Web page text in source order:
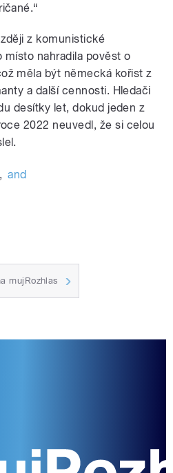
z komunistické
místo nahradila pověst o
měla být německá kořist z
a další cennosti. Hledači
desítky let, dokud jeden z
2022 neuvedl, že si celou
, and
mujRozhlas